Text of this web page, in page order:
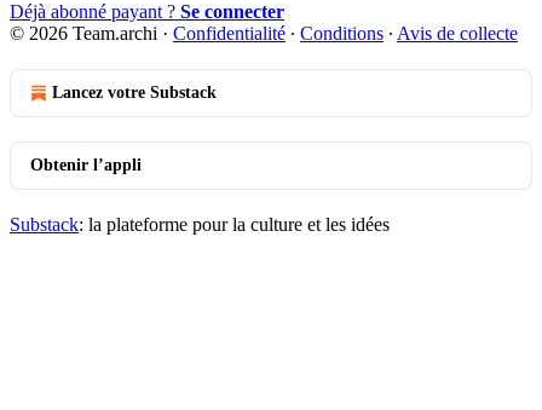
Déjà abonné payant ? Se connecter
© 2026 Team.archi · Confidentialité ∙ Conditions ∙ Avis de collecte
Lancez votre Substack
Obtenir l’appli
Substack: la plateforme pour la culture et les idées